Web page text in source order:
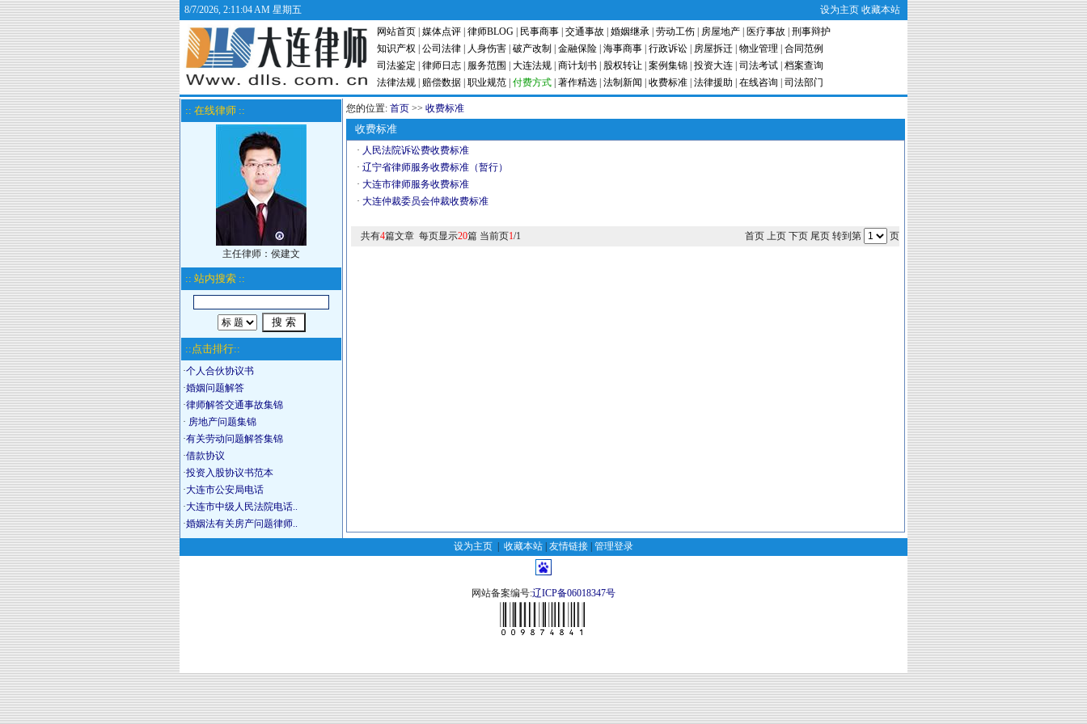
8/7/2026, 2:11:04 AM 星期五 设为主页 收藏本站
网站首页 媒体点评 律师BLOG 民事商事 交通事故 婚姻继承 劳动工伤 房屋地产 医疗事故 刑事辩护
知识产权
公司法律 人身伤害 破产改制 金融保险 海事商事 行政诉讼 房屋拆迁 物业管理
合同范例
司法鉴定
律师日志 服务范围 大连法规 商计划书 股权转让 案例集锦 投资大连 司法考试 档案查询
法律法规
赔偿数据 职业规范 付费方式 著作精选 法制新闻 收费标准 法律援助 在线咨询 司法部门
:: 在线律师 ::
主任律师：侯建文
:: 站内搜索 ::
::点击排行::
·个人合伙协议书
·婚姻问题解答
·律师解答交通事故集锦
· 房地产问题集锦
·有关劳动问题解答集锦
·借款协议
·投资入股协议书范本
·大连市公安局电话
·大连市中级人民法院电话..
·婚姻法有关房产问题律师..
您的位置: 首页>> 收费标准
收费标准
· 人民法院诉讼费收费标准
· 辽宁省律师服务收费标准（暂行）
· 大连市律师服务收费标准
· 大连仲裁委员会仲裁收费标准
共有4篇文章 每页显示20篇 当前页1/1 首页 上页 下页 尾页 转到第 页
设为主页 收藏本站 友情链接 管理登录
网站备案编号:辽ICP备06018347号